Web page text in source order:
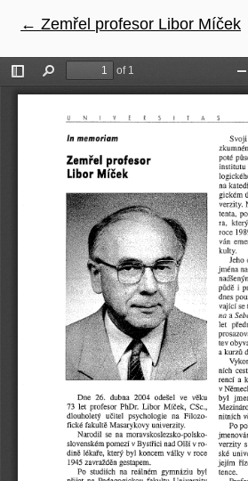
←Návrat na podrobnosti článku
Zemřel profesor Libor Míček